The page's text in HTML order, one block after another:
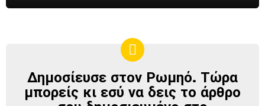
ΔΗΜΟΣΊΕΥΣΕ
ΣΤΟΝ
ΡΩΜΗΌ
Δημοσίευσε στον Ρωμηό. Τώρα
μπορείς κι εσύ να δεις το άρθρο